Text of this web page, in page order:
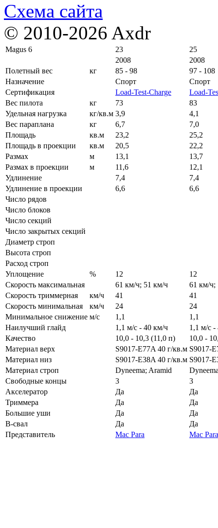
Схема сайта
© 2010-2026 Axdr
Magus 6 23
25
2008
2008
Полетный вес
кг 85 - 98
97 - 108
Назначение
Спорт
Спорт
Сертификация
Load-Test-Charge
Load-
Вес пилота
кг 73
83
Удельная нагрузка
кг/кв.м 3,9
4,1
Вес параплана
кг 6,7
7,0
Площадь
кв.м 23,2
25,2
Площадь в проекции
кв.м 20,5
22,2
Размах
м 13,1
13,7
Размах в проекции
м 11,6
12,1
Удлинение
7,4
7,4
Удлинение в проекции
6,6
6,6
Число рядов
Число блоков
Число секций
Число закрытых секций
Диаметр строп
Высота строп
Расход строп
Уплощение
% 12
12
Скорость максимальная
61 км/ч; 51 км/ч
61 км/ч;
Скорость триммерная
км/ч 41
41
Скорость минимальная
км/ч 24
24
Минимальное снижение м/с 1,1
1,1
Наилучший глайд
1,1 м/с - 40 км/ч
1,1 м/с -
Качество
10,0 - 10,3 (11,0 п)
10,0 -
Материал верх
S9017-E77A 40 г/кв.м S9017-
Материал низ
S9017-E38A 40 г/кв.м S9017-
Материал строп
Dyneema; Aramid
Свободные концы
3
3
Акселератор
Да
Да
Триммера
Да
Да
Большие уши
Да
Да
B-свал
Да
Да
Представитель
Mac Para Mac Para